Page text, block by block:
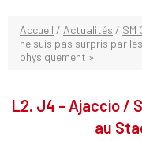
Accueil / Actualités / SM
ne suis pas surpris par
physiquement »
L2. J4 - Ajaccio /
au